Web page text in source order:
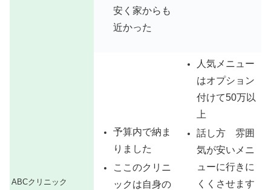
安く家からも
近かった
ABCクリニック
予算内で納ま
りました
ここのクリニ
ックは自身の
人気メニュー
はオプション
付けて50万以
上
話し方 雰囲
気が安いメニ
ューに行きに
くくさせます